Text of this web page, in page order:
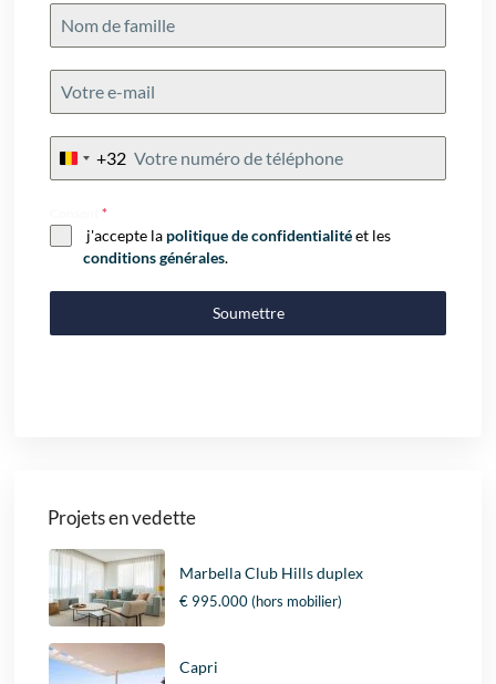
Belgium
+32
Consent*
j'accepte la politique de confidentialitéet les
conditions générales.
Soumettre
Projets en vedette
Marbella Club Hills duplex
€ 995.000(hors mobilier)
Capri